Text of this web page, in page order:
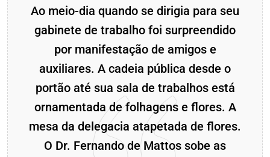
Ao meio-dia quando se dirigia para seu
gabinete de trabalho foi surpreendido
por manifestação de amigos e
auxiliares. A cadeia pública desde o
portão até sua sala de trabalhos está
ornamentada de folhagens e flores. A
mesa da delegacia atapetada de flores.
O Dr. Fernando de Mattos sobe as